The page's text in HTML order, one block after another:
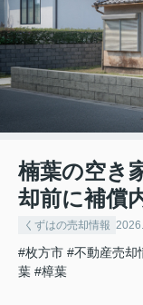
楠葉の空き
却前に補償
くずはの売却情報
#枚方市 #不動産売却
葉 #樟葉